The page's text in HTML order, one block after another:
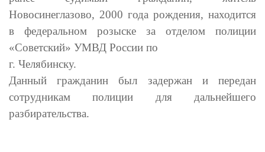
Новосинеглазово, 2000 года рождения, находится
в федеральном розыске за отделом полиции
«Советский» УМВД России по
г. Челябинску.
Данный гражданин был задержан и передан
сотрудникам полиции для дальнейшего
разбирательства.